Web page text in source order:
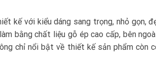
kế với kiểu dáng sang trọng, nhỏ gọn,
bằng chất liệu gỗ ép cao cấp, bên
chỉ nổi bật về thiết kế sản phẩm còn